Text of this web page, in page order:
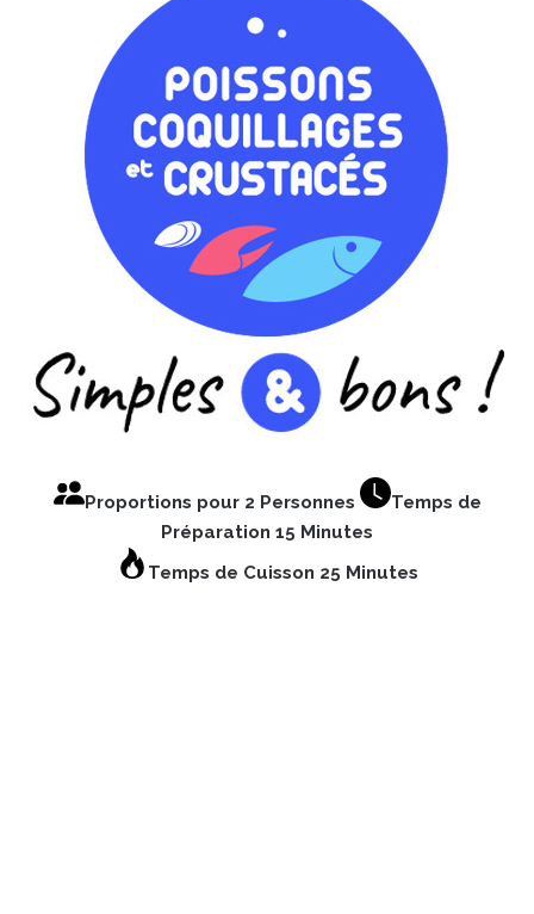
Proportions pour 2 Personnes
Temps de
Préparation 15 Minutes
Temps de Cuisson 25 Minutes